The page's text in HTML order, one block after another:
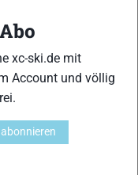
xc-ski.de mit
Account und völlig